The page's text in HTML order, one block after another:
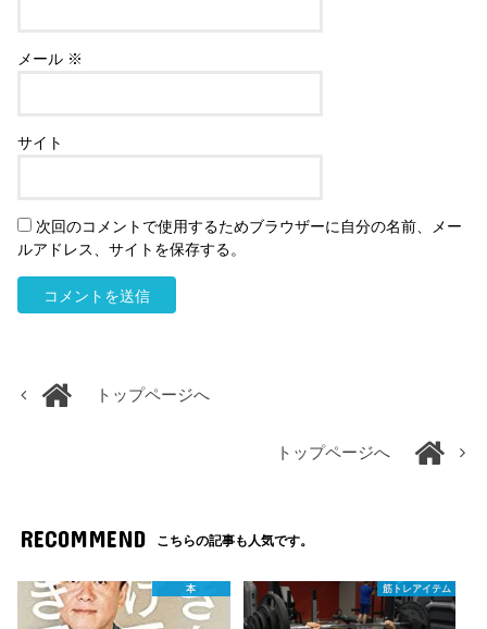
メール ※
サイト
次回のコメントで使用するためブラウザーに自分の名前、メー
ルアドレス、サイトを保存する。
トップページへ
トップページへ
RECOMMEND こちらの記事も人気です。
本 筋トレアイテム